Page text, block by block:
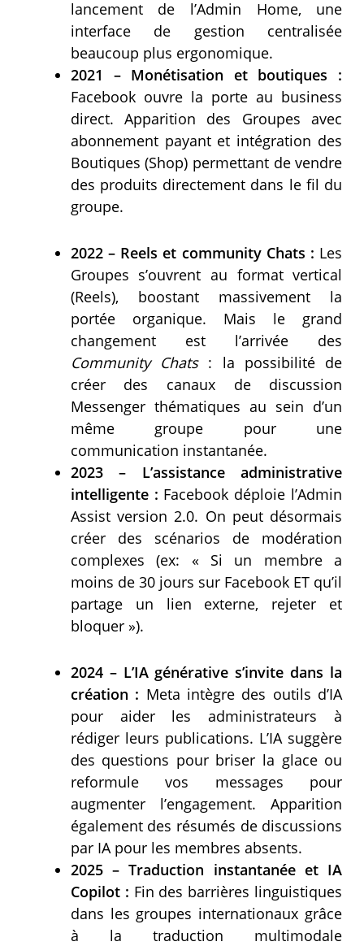
lancement de l’Admin Home, une
interface de gestion centralisée
beaucoup plus ergonomique.
2021 – Monétisation et boutiques :
Facebook ouvre la porte au business
direct. Apparition des Groupes avec
abonnement payant et intégration des
Boutiques (Shop) permettant de vendre
des produits directement dans le fil du
groupe.
2022 – Reels et community Chats : Les
Groupes s’ouvrent au format vertical
(Reels), boostant massivement la
portée organique. Mais le grand
changement est l’arrivée des
Community Chats: la possibilité de
créer des canaux de discussion
Messenger thématiques au sein d’un
même groupe pour une
communication instantanée.
2023 – L’assistance administrative
intelligente : Facebook déploie l’Admin
Assist version 2.0. On peut désormais
créer des scénarios de modération
complexes (ex: « Si un membre a
moins de 30 jours sur Facebook ET qu’il
partage un lien externe, rejeter et
bloquer »).
2024 – L’IA générative s’invite dans la
création : Meta intègre des outils d’IA
pour aider les administrateurs à
rédiger leurs publications. L’IA suggère
des questions pour briser la glace ou
reformule vos messages pour
augmenter l’engagement. Apparition
également des résumés de discussions
par IA pour les membres absents.
2025 – Traduction instantanée et IA
Copilot : Fin des barrières linguistiques
dans les groupes internationaux grâce
à la traduction multimodale